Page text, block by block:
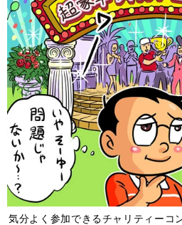
気分よく参加できるチャリティーコ